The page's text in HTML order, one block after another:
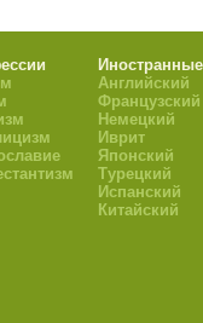
Английский
Французский
Немецкий
Иврит
Японский
Турецкий
Испанский
Китайский